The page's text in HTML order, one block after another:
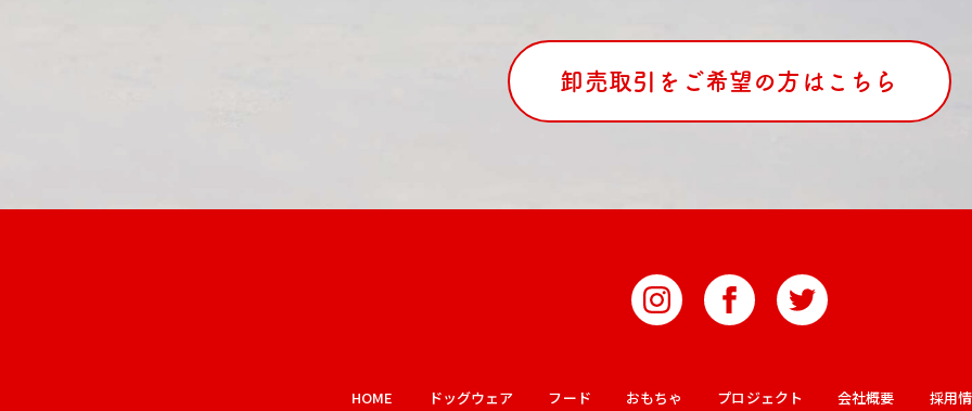
卸売取引をご希望の方はこちら
HOME ドッグウェア フード おもちゃ プロジェクト 会社概要 採用